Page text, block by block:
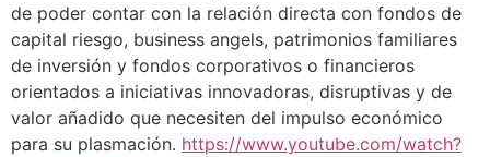
de poder contar con la relación directa con fondos de
capital riesgo, business angels, patrimonios familiares
de inversión y fondos corporativos o financieros
orientados a iniciativas innovadoras, disruptivas y de
valor añadido que necesiten del impulso económico
para su plasmación. https://www.youtube.com/watch?